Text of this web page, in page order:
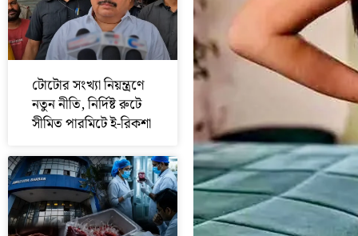
টোটোর সংখ্যা নিয়ন্ত্রণে
নতুন নীতি, নির্দিষ্ট রুটে
সীমিত পারমিটে ই-রিকশা